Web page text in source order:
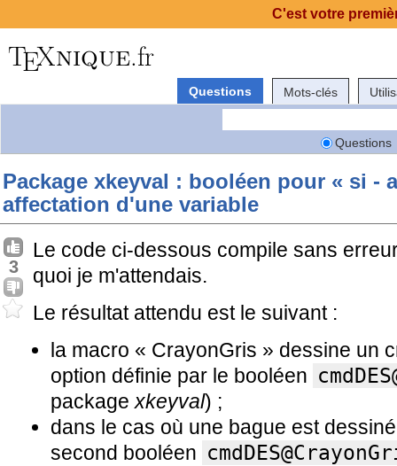
Questions Mots-clés
Questions
Package xkeyval : booléen pour « si -
affectation d'une variable
3
Le code ci-dessous compile sans
quoi je m'attendais.
Le résultat attendu est le suivant :
la macro « CrayonGris » dessine un
option définie par le booléen
package xkeyval) ;
dans le cas où une bague est
second booléen
C'est votre